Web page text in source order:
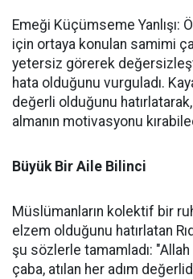
Emeği Küçümseme Yanlışı:
için ortaya konulan samimi
yetersiz görerek
hata olduğunu vurguladı.
değerli olduğunu
almanın motivasyonu
Büyük Bir Aile Bilinci
Müslümanların kolektif bir
elzem olduğunu hatırlatan
şu sözlerle tamamladı:
çaba, atılan her adım